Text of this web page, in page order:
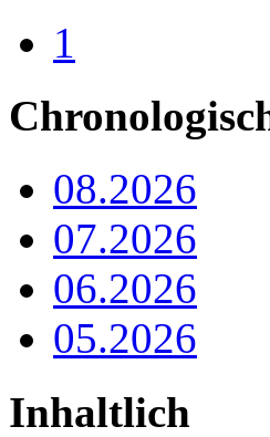
1
08.2026
07.2026
06.2026
05.2026
Inhaltlich